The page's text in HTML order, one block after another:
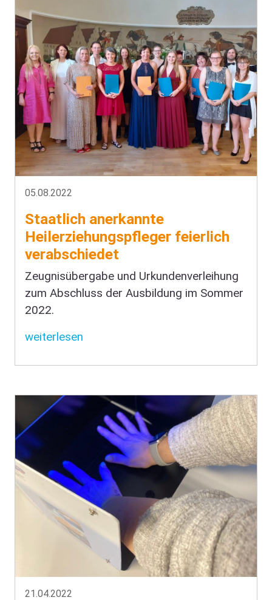
05.08.2022
Staatlich anerkannte
Heilerziehungspfleger feierlich
verabschiedet
Zeugnisübergabe und Urkundenverleihung
zum Abschluss der Ausbildung im Sommer
2022.
weiterlesen
21.04.2022